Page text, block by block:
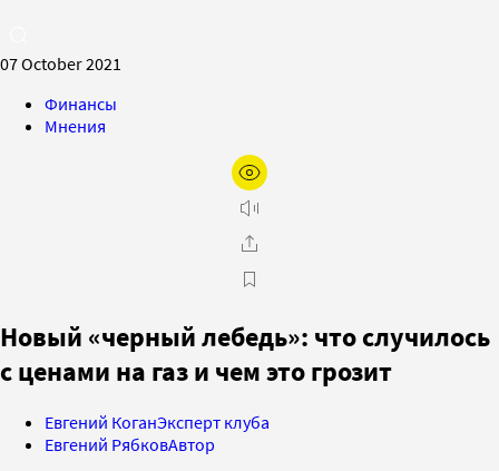
07 October 2021
Финансы
Мнения
Новый «черный лебедь»: что случилось
с ценами на газ и чем это грозит
Евгений КоганЭксперт клуба
Евгений РябковАвтор